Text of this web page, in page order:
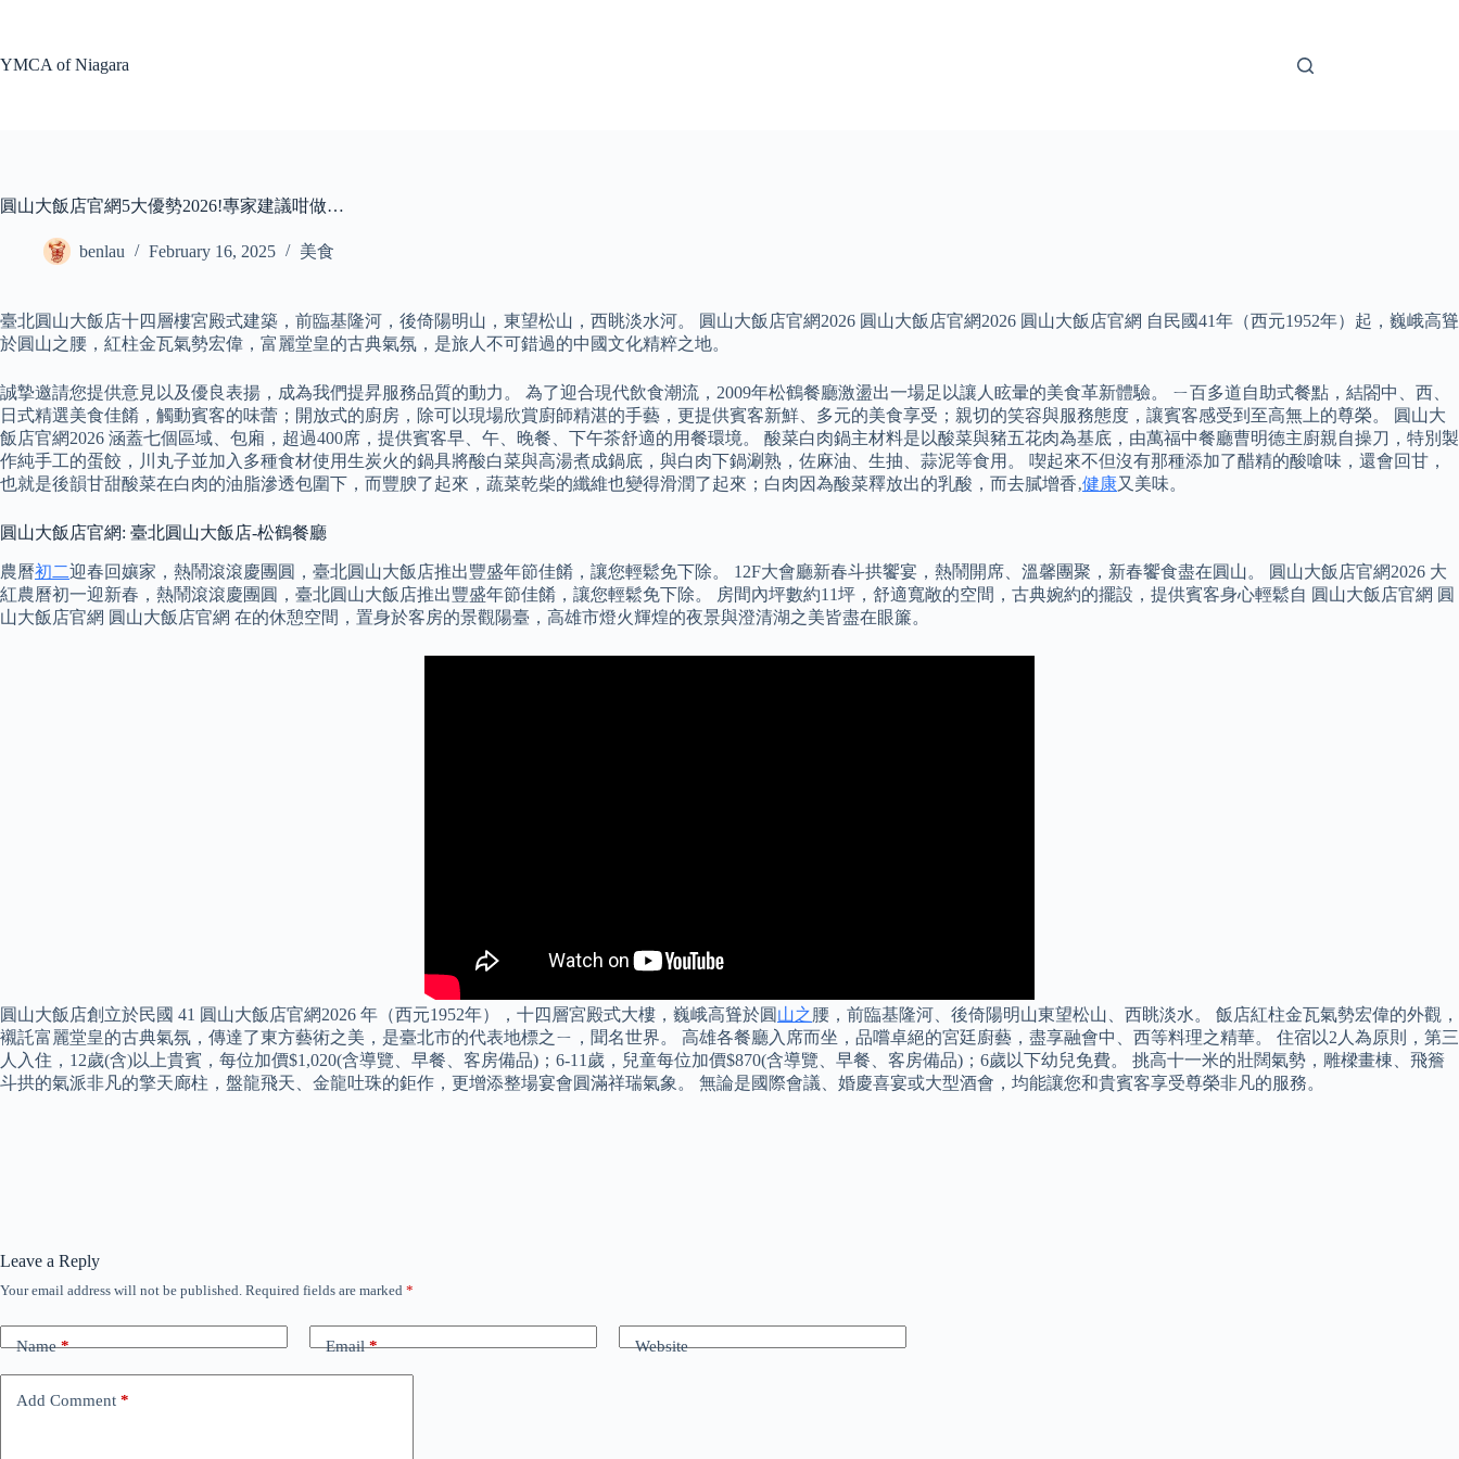
YMCA of Niagara
圓山大飯店官網5大優勢2026!專家建議咁做…
benlau February 16, 2025 美食
臺北圓山大飯店十四層樓宮殿式建築，前臨基隆河，後倚陽明山，東望松山，西眺淡水河。 圓山大飯店官網2026 圓山大飯店官網2026 圓山大飯店官網 自民國41年（西元1952年）起，巍峨高聳
於圓山之腰，紅柱金瓦氣勢宏偉，富麗堂皇的古典氣氛，是旅人不可錯過的中國文化精粹之地。
誠摯邀請您提供意見以及優良表揚，成為我們提昇服務品質的動力。 為了迎合現代飲食潮流，2009年松鶴餐廳激盪出一場足以讓人眩暈的美食革新體驗。 ㄧ百多道自助式餐點，結閤中、西、
日式精選美食佳餚，觸動賓客的味蕾；開放式的廚房，除可以現場欣賞廚師精湛的手藝，更提供賓客新鮮、多元的美食享受；親切的笑容與服務態度，讓賓客感受到至高無上的尊榮。 圓山大
飯店官網2026 涵蓋七個區域、包廂，超過400席，提供賓客早、午、晚餐、下午茶舒適的用餐環境。 酸菜白肉鍋主材料是以酸菜與豬五花肉為基底，由萬福中餐廳曹明德主廚親自操刀，特別製
作純手工的蛋餃，川丸子並加入多種食材使用生炭火的鍋具將酸白菜與高湯煮成鍋底，與白肉下鍋涮熟，佐麻油、生抽、蒜泥等食用。 喫起來不但沒有那種添加了醋精的酸嗆味，還會回甘，
也就是後韻甘甜酸菜在白肉的油脂滲透包圍下，而豐腴了起來，蔬菜乾柴的纖維也變得滑潤了起來；白肉因為酸菜釋放出的乳酸，而去膩增香‚健康又美味。
圓山大飯店官網: 臺北圓山大飯店-松鶴餐廳
農曆初二迎春回孃家，熱鬧滾滾慶團圓，臺北圓山大飯店推出豐盛年節佳餚，讓您輕鬆免下除。 12F大會廳新春斗拱饗宴，熱鬧開席、溫馨團聚，新春饗食盡在圓山。 圓山大飯店官網2026 大
紅農曆初一迎新春，熱鬧滾滾慶團圓，臺北圓山大飯店推出豐盛年節佳餚，讓您輕鬆免下除。 房間內坪數約11坪，舒適寬敞的空間，古典婉約的擺設，提供賓客身心輕鬆自 圓山大飯店官網 圓
山大飯店官網 圓山大飯店官網 在的休憩空間，置身於客房的景觀陽臺，高雄市燈火輝煌的夜景與澄清湖之美皆盡在眼簾。
圓山大飯店創立於民國 41 圓山大飯店官網2026 年（西元1952年），十四層宮殿式大樓，巍峨高聳於圓 山之腰，前臨基隆河、後倚陽明山東望松山、西眺淡水。 飯店紅柱金瓦氣勢宏偉的外觀，
襯託富麗堂皇的古典氣氛，傳達了東方藝術之美，是臺北市的代表地標之ㄧ，聞名世界。 高雄各餐廳入席而坐，品嚐卓絕的宮廷廚藝，盡享融會中、西等料理之精華。 住宿以2人為原則，第三
人入住，12歲(含)以上貴賓，每位加價$1,020(含導覽、早餐、客房備品)；6-11歲，兒童每位加價$870(含導覽、早餐、客房備品)；6歲以下幼兒免費。 挑高十一米的壯闊氣勢，雕樑畫棟、飛簷
斗拱的氣派非凡的擎天廊柱，盤龍飛天、金龍吐珠的鉅作，更增添整場宴會圓滿祥瑞氣象。 無論是國際會議、婚慶喜宴或大型酒會，均能讓您和貴賓客享受尊榮非凡的服務。
Leave a Reply
Your email address will not be published. Required fields are marked *
Name* Email* Website
Add Comment *